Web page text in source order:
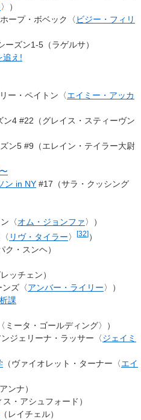
〉）
ープ・ボベック〈 ビジー・フィリ
ーズン1-5（ラゲルサ）
追え!
リー・ペイトン〈エイミー・アッカ
ン4 #22（グレイス・スティーヴン
ン5 #9（エレイン・テイラー大尉
ン in NY #17（サラ・クッシング
〈オム・ジョンファ〉）
〈 リヴ・タイラー〉 [32]）
ク・スンヘ）
ッチェン）
ンズ 〈アンバー・ライリー〉）
課
ータ・ゴールディング〉）
ジェリーナ・ラッサー〈ジェイミ
（ヴァイオレット・ターナー〈エイ
ンナ）
・アシュフォード）
（レイチェル）